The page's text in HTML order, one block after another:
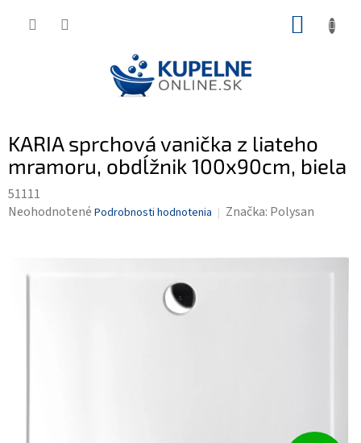
KARIA sprchová vanička z liateho
mramoru, obdĺžnik 100x90cm, biela
51111
Priemerné
Neohodnotené Podrobnosti hodnotenia Značka: Polysan